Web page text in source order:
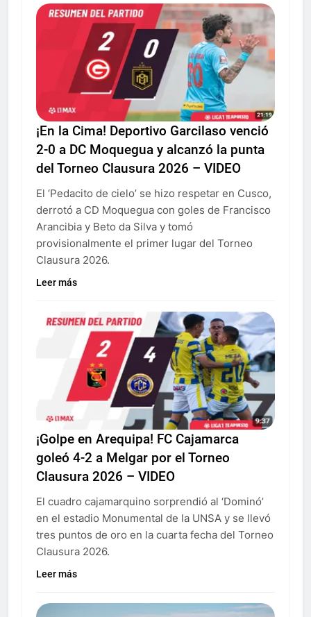
¡En la Cima! Deportivo Garcilaso venció
2-0 a DC Moquegua y alcanzó la punta
del Torneo Clausura 2026 – VIDEO
El ‘Pedacito de cielo’ se hizo respetar en Cusco,
derrotó a CD Moquegua con goles de Francisco
Arancibia y Beto da Silva y tomó
provisionalmente el primer lugar del Torneo
Clausura 2026.
Leer más
¡Golpe en Arequipa! FC Cajamarca
goleó 4-2 a Melgar por el Torneo
Clausura 2026 – VIDEO
El cuadro cajamarquino sorprendió al ‘Dominó’
en el estadio Monumental de la UNSA y se llevó
tres puntos de oro en la cuarta fecha del Torneo
Clausura 2026.
Leer más